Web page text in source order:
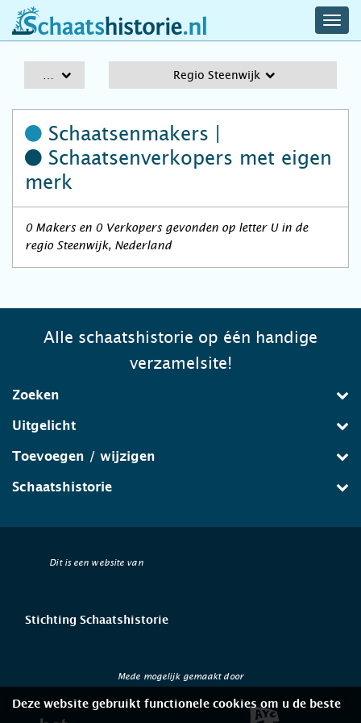
schaatshistorie.nl
Regio Steenwijk
Schaatsenmakers |
Schaatsenverkopers met eigen
merk
0 Makers en 0 Verkopers gevonden op letter U in de
regio Steenwijk, Nederland
Alle schaatshistorie op één handige
verzamelsite!
Zoeken
Uitgelicht
Toevoegen / wijzigen
Schaatshistorie
Dit is een website van
Stichting Schaatshistorie
Mede mogelijk gemaakt door
Deze website gebruikt functionele cookies om u de beste